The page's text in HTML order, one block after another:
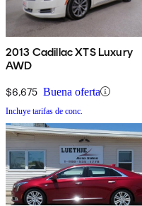
2013 Cadillac XTS Luxury
AWD
$6,675 Buena oferta
Incluye tarifas de conc.